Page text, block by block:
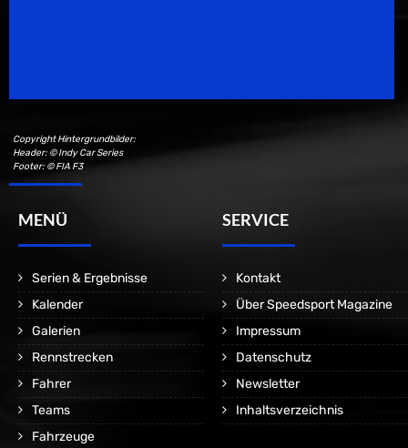
Copyright Hintergrundbilder:
Header: © Indy Car Series
Footer: © FIA F3
MENÜ
Serien & Ergebnisse
Kalender
Galerien
Rennstrecken
Fahrer
Teams
Fahrzeuge
SERVICE
Kontakt
Über Speedsport Magazine
Impressum
Datenschutz
Newsletter
Inhaltsverzeichnis